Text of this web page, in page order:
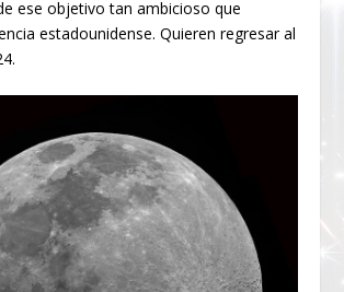
ese objetivo tan ambicioso que
estadounidense. Quieren regresar al